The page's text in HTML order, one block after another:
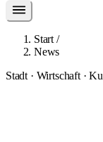
Start /
News
Stadt · Wirtschaft ·